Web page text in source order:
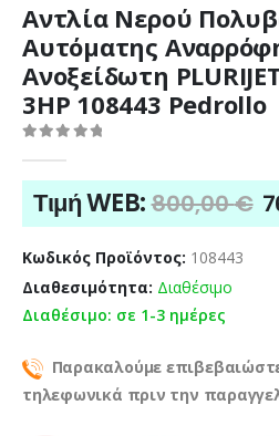
Αντλία Νερού
Αυτόματης
Ανοξείδωτη
3HP 108443 Pedrollo
Τιμή WEB:800,00€
Κωδικός Προϊόντος: 108443
Διαθεσιμότητα: Διαθέσιμο
Διαθέσιμο: σε 1-3 ημέρες
Παρακαλούμε
τηλεφωνικά πριν την